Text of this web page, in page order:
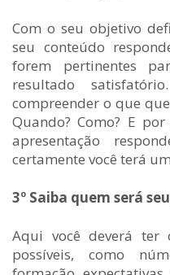
Com o seu objetivo
seu conteúdo
forem pertinentes
resultado
compreender o que
Quando? Como? E
apresentação
certamente você terá
3º Saiba quem será
Aqui você deverá ter
possíveis, como